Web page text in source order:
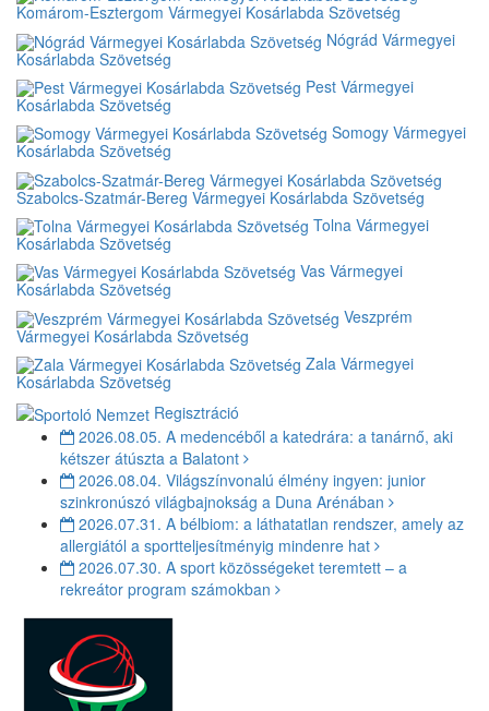
Komárom-Esztergom Vármegyei Kosárlabda Szövetség
Nógrád Vármegyei
Kosárlabda Szövetség
Pest Vármegyei
Kosárlabda Szövetség
Somogy Vármegyei
Kosárlabda Szövetség
Szabolcs-Szatmár-Bereg Vármegyei Kosárlabda Szövetség
Tolna Vármegyei
Kosárlabda Szövetség
Vas Vármegyei
Kosárlabda Szövetség
Veszprém
Vármegyei Kosárlabda Szövetség
Zala Vármegyei
Kosárlabda Szövetség
Regisztráció
2026.08.05. A medencéből a katedrára: a tanárnő, aki
kétszer átúszta a Balatont
2026.08.04. Világszínvonalú élmény ingyen: junior
szinkronúszó világbajnokság a Duna Arénában
2026.07.31. A bélbiom: a láthatatlan rendszer, amely az
allergiától a sportteljesítményig mindenre hat
2026.07.30. A sport közösségeket teremtett – a
rekreátor program számokban